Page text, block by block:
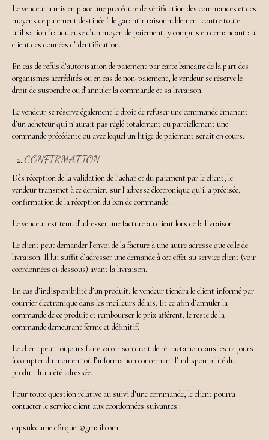
Le vendeur a mis en place une procédure de vérification des commandes et des
moyens de paiement destinée à le garantir raisonnablement contre toute
utilisation frauduleuse d’un moyen de paiement, y compris en demandant au
client des données d’identification.
En cas de refus d’autorisation de paiement par carte bancaire de la part des
organismes accrédités ou en cas de non-paiement, le vendeur se réserve le
droit de suspendre ou d’annuler la commande et sa livraison.
Le vendeur se réserve également le droit de refuser une commande émanant
d’un acheteur qui n’aurait pas réglé totalement ou partiellement une
commande précédente ou avec lequel un litige de paiement serait en cours.
CONFIRMATION
Dès réception de la validation de l’achat et du paiement par le client, le
vendeur transmet à ce dernier, sur l’adresse électronique qu’il a précisée,
confirmation de la réception du bon de commande .
Le vendeur est tenu d’adresser une facture au client lors de la livraison.
Le client peut demander l’envoi de la facture à une autre adresse que celle de
livraison. Il lui suffit d’adresser une demande à cet effet au service client (voir
coordonnées ci-dessous) avant la livraison.
En cas d’indisponibilité d’un produit, le vendeur tiendra le client informé par
courrier électronique dans les meilleurs délais. Et ce afin d’annuler la
commande de ce produit et rembourser le prix afférent, le reste de la
commande demeurant ferme et définitif.
Le client peut toujours faire valoir son droit de rétractation dans les 14 jours
à compter du moment où l’information concernant l’indisponibilité du
produit lui a été adressée.
Pour toute question relative au suivi d’une commande, le client pourra
contacter le service client aux coordonnées suivantes :
capsuledame.cfirquet@gmail.com